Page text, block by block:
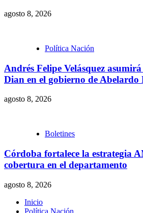
agosto 8, 2026
Política Nación
Andrés Felipe Velásquez
Dian en el gobierno de Abelardo
agosto 8, 2026
Boletines
Córdoba fortalece la estrategia
cobertura en el departamento
agosto 8, 2026
Inicio
Política Nación